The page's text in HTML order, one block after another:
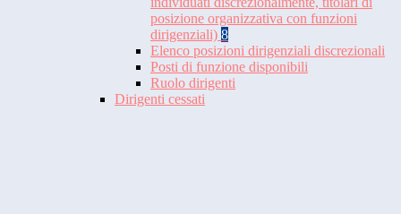
posizione organizzativa con funzioni
dirigenziali) 8
Elenco posizioni dirigenziali discrezionali
Posti di funzione disponibili
Ruolo dirigenti
Dirigenti cessati